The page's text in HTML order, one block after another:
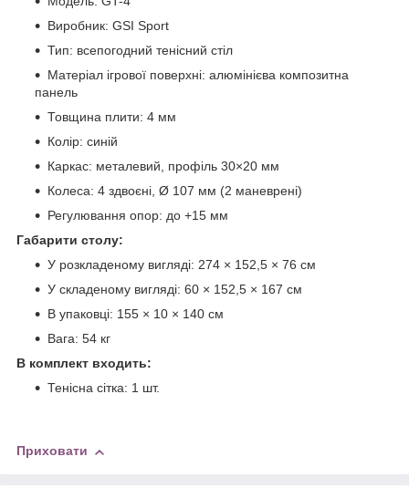
Виробник: GSI Sport
Тип: всепогодний тенісний стіл
Матеріал ігрової поверхні: алюмінієва композитна
панель
Товщина плити: 4 мм
Колір: синій
Каркас: металевий, профіль 30×20 мм
Колеса: 4 здвоєні, Ø 107 мм (2 маневрені)
Регулювання опор: до +15 мм
Габарити столу:
У розкладеному вигляді: 274 × 152,5 × 76 см
У складеному вигляді: 60 × 152,5 × 167 см
В упаковці: 155 × 10 × 140 см
Вага: 54 кг
В комплект входить:
Тенісна сітка: 1 шт.
Приховати